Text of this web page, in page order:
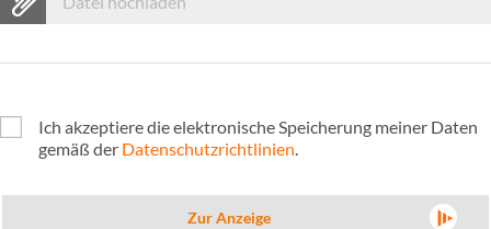
Ich akzeptiere die elektronische Speicherung meiner Daten
gemäß der Datenschutzrichtlinien.
Zur Anzeige